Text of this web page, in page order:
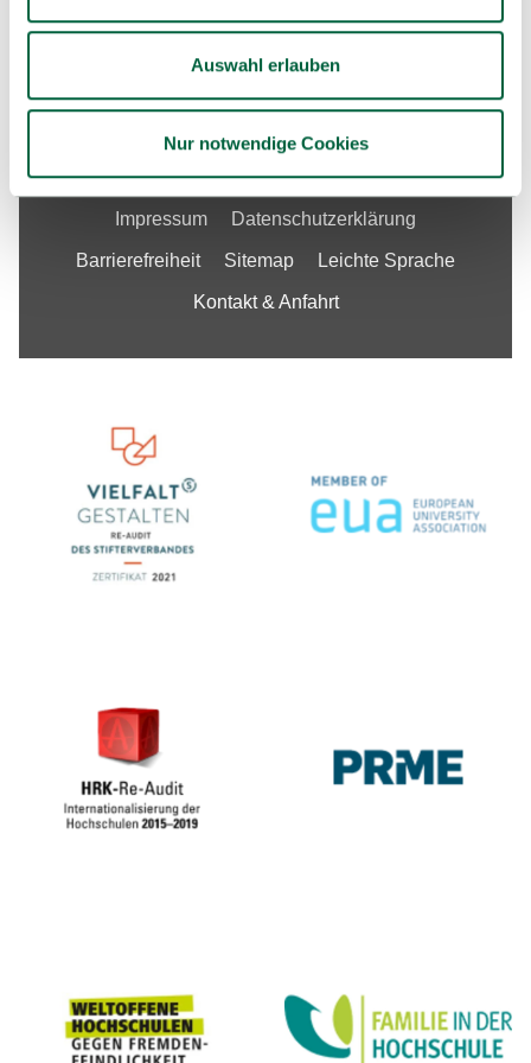
Auswahl erlauben
Nur notwendige Cookies
Services & Angebote
Fakultäten
Unsere Stellenangebote
Impressum Datenschutzerklärung
Barrierefreiheit Sitemap Leichte Sprache
Kontakt & Anfahrt